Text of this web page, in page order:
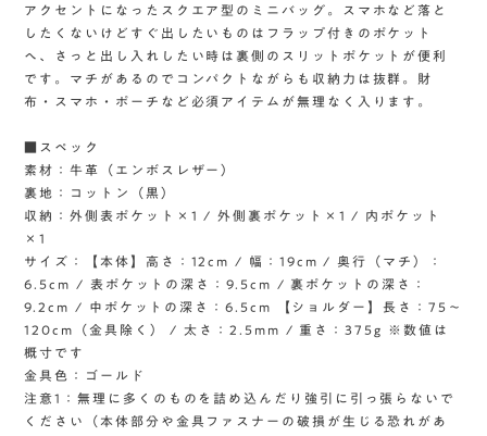
アクセントになったスクエア型のミニバッグ。スマホなど落と
したくないけどすぐ出したいものはフラップ付きのポケット
へ、さっと出し入れしたい時は裏側のスリットポケットが便利
です。マチがあるのでコンパクトながらも収納力は抜群。財
布・スマホ・ポーチなど必須アイテムが無理なく入ります。
■スペック
素材：牛革（エンボスレザー）
裏地：コットン（黒）
収納：外側表ポケット×1 / 外側裏ポケット×1 / 内ポケット
×1
サイズ：【本体】高さ：12cm / 幅：19cm / 奥行（マチ）：
6.5cm / 表ポケットの深さ：9.5cm / 裏ポケットの深さ：
9.2cm / 中ポケットの深さ：6.5cm 【ショルダー】長さ：75〜
120cm（金具除く） / 太さ：2.5mm / 重さ：375g ※数値は
概寸です
金具色：ゴールド
注意1：無理に多くのものを詰め込んだり強引に引っ張らないで
ください（本体部分や金具ファスナーの破損が生じる恐れがあ